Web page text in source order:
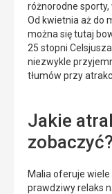
różnorodne sporty,
Od kwietnia aż do
można się tutaj
25 stopni
niezwykle
tłumów przy
Jakie
zobaczyć?
Malia oferuje
prawdziwy relaks